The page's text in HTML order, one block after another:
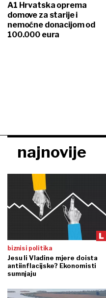
A1 Hrvatska oprema
domove za starije i
nemoćne donacijom od
100.000 eura
najnovije
biznis i politika
Jesu li Vladine mjere doista
antiinflacijske? Ekonomisti
sumnjaju